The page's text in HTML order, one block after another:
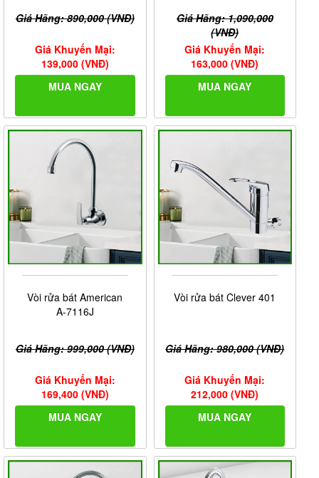
Giá Hãng: 890,000 (VNĐ)
Giá Khuyến Mại:
139,000 (VNĐ)
MUA NGAY
Giá Hãng: 1,090,000
(VNĐ)
Giá Khuyến Mại:
163,000 (VNĐ)
MUA NGAY
Vòi rửa bát American
A-7116J
Giá Hãng: 999,000 (VNĐ)
Giá Khuyến Mại:
169,400 (VNĐ)
MUA NGAY
Vòi rửa bát Clever 401
Giá Hãng: 980,000 (VNĐ)
Giá Khuyến Mại:
212,000 (VNĐ)
MUA NGAY